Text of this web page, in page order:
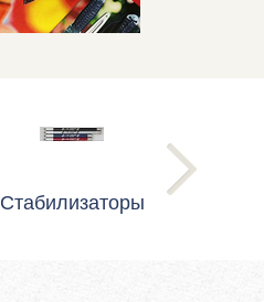
Стабилизаторы